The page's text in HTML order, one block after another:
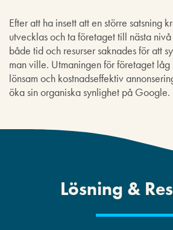
Efter att ha insett att en större satsning
utvecklas och ta företaget till nästa
både tid och resurser saknades för att
man ville. Utmaningen för företaget
lönsam och kostnadseffektiv
öka sin organiska synlighet på Google.
Lösning &